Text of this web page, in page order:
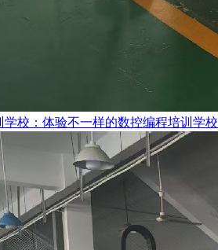
学校：体验不一样的数控编程培训学